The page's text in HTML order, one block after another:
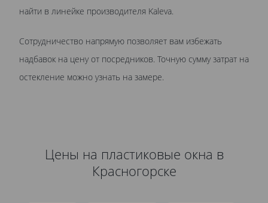
найти в линейке производителя Kaleva.
Сотрудничество напрямую позволяет вам избежать
надбавок на цену от посредников. Точную сумму затрат на
остекление можно узнать на замере.
Цены на пластиковые окна в
Красногорске